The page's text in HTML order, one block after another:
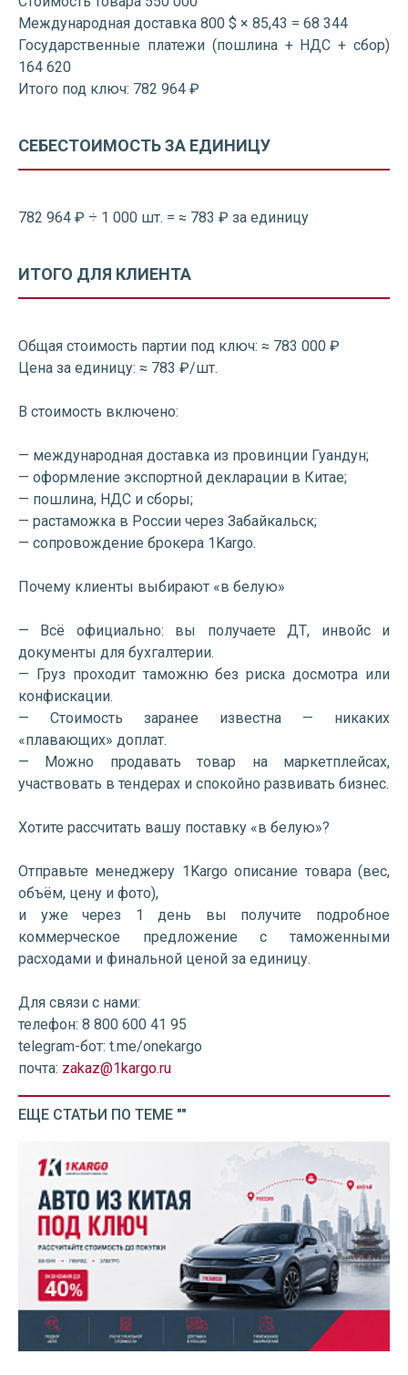
Международная доставка 800 $ × 85,43 = 68 344
Государственные платежи (пошлина + НДС + сбор)
164 620
Итого под ключ: 782 964 ₽
СЕБЕСТОИМОСТЬ ЗА ЕДИНИЦУ
782 964 ₽ ÷ 1 000 шт. = ≈ 783 ₽ за единицу
ИТОГО ДЛЯ КЛИЕНТА
Общая стоимость партии под ключ: ≈ 783 000 ₽
Цена за единицу: ≈ 783 ₽/шт.
В стоимость включено:
— международная доставка из провинции Гуандун;
— оформление экспортной декларации в Китае;
— пошлина, НДС и сборы;
— растаможка в России через Забайкальск;
— сопровождение брокера 1Kargo.
Почему клиенты выбирают «в белую»
— Всё официально: вы получаете ДТ, инвойс и
документы для бухгалтерии.
— Груз проходит таможню без риска досмотра или
конфискации.
— Стоимость заранее известна — никаких
«плавающих» доплат.
— Можно продавать товар на маркетплейсах,
участвовать в тендерах и спокойно развивать бизнес.
Хотите рассчитать вашу поставку «в белую»?
Отправьте менеджеру 1Kargo описание товара (вес,
объём, цену и фото),
и уже через 1 день вы получите подробное
коммерческое предложение с таможенными
расходами и финальной ценой за единицу.
Для связи с нами:
телефон: 8 800 600 41 95
telegram-бот: t.me/onekargo
почта: zakaz@1kargo.ru
ЕЩЕ СТАТЬИ ПО ТЕМЕ ""